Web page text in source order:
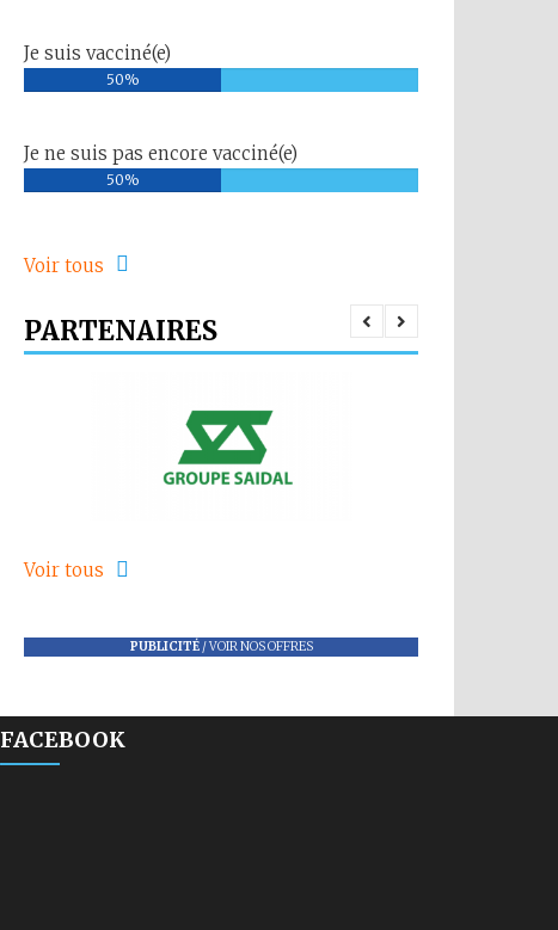
Je suis vacciné(e)
50%
Je ne suis pas encore vacciné(e)
50%
Voir tous
PARTENAIRES
Voir tous
PUBLICITÉ/VOIR NOS OFFRES
FACEBOOK